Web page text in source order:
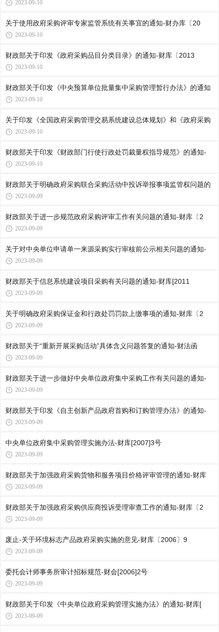
2023-09-10
关于使用政府采购评审专家监管系统有关事宜的通知-财办库〔20
2023-09-10
财政部关于印发《政府采购品目分类目录》的通知-财库〔2013
2023-09-10
财政部关于印发《中央预算单位批量集中采购管理暂行办法》的通知
2023-09-10
关于印发《全国政府采购管理交易系统建设总体规划》和《政府采购
2023-09-10
财政部关于印发《财政部门行使行政处罚裁量权指导规范》的通知-
2023-09-10
财政部关于明确政府采购联合采购活动中投诉举报事项监管权问题的
2023-09-09
财政部关于进一步规范政府采购评审工作有关问题的通知-财库〔2
2023-09-09
关于对中央单位申请单一来源采购实行审核前公示相关问题的通知-
2023-09-09
财政部关于信息系统建设项目采购有关问题的通知-财库[2011
2023-09-09
关于明确政府采购保证金和行政处罚罚款上缴事项的通知-财库〔2
2023-09-09
财政部关于“重新开展采购活动”具体含义问题答复的通知-财法函
2023-09-09
财政部关于进一步做好中央单位政府集中采购工作有关问题的通知-
2023-09-09
财政部关于印发《自主创新产品政府首购和订购管理办法》的通知-
2023-09-09
中央单位政府集中采购管理实施办法-财库[2007]3号
2023-09-09
财政部关于加强政府采购货物和服务项目价格评审管理的通知-财库
2023-09-09
财政部关于加强政府采购供应商投诉受理审查工作的通知-财库〔2
2023-09-09
废止-关于环境标志产品政府采购实施的意见-财库〔2006〕9
2023-09-09
委托会计师事务所审计招标规范-财会[2006]2号
2023-09-09
财政部关于印发《中央单位政府采购管理实施办法》的通知-财库[
2023-09-09